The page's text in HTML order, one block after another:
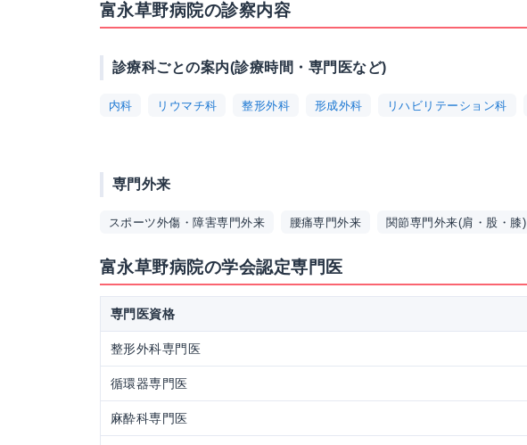
富永草野病院の診察内容
診療科ごとの案内(診療時間・専門医など)
内科 リウマチ科 整形外科 形成外科 リハビリテーション科
専門外来
スポーツ外傷・障害専門外来 腰痛専門外来 関節専門外来(肩・股・膝)
富永草野病院の学会認定専門医
専門医資格
整形外科専門医
循環器専門医
麻酔科専門医